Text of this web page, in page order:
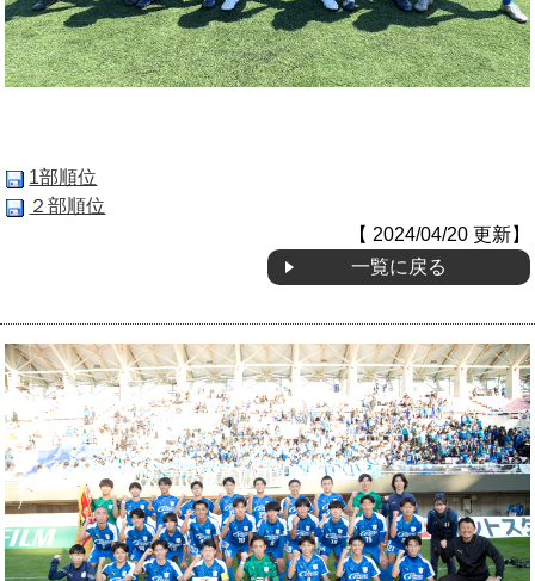
1部順位
２部順位
【 2024/04/20 更新】
一覧に戻る